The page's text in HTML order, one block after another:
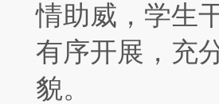
情助威，学生
有序开展，充
貌。